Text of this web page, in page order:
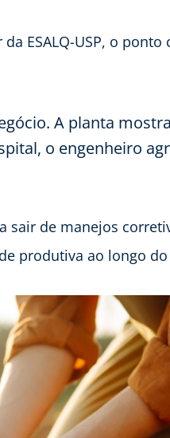
ESALQ-USP, o
A planta
o engenheiro
sair de manejos
produtiva ao longo